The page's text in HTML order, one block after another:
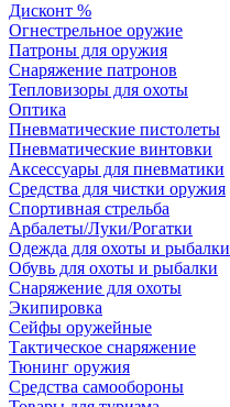
Дисконт %
Огнестрельное оружие
Патроны для оружия
Снаряжение патронов
Тепловизоры для охоты
Оптика
Пневматические пистолеты
Пневматические винтовки
Аксессуары для пневматики
Средства для чистки оружия
Спортивная стрельба
Арбалеты/Луки/Рогатки
Одежда для охоты и рыбалки
Обувь для охоты и рыбалки
Снаряжение для охоты
Экипировка
Сейфы оружейные
Тактическое снаряжение
Тюнинг оружия
Средства самообороны